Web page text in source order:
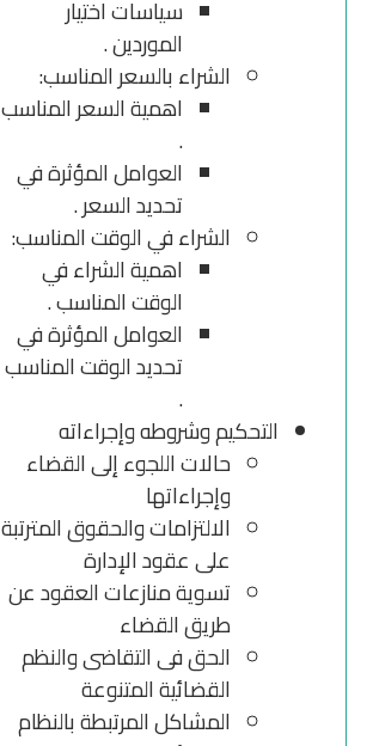
سياسات اختيار
الموردين .
الشراء بالسعر المناسب:
اهمية السعر المناسب
.
العوامل المؤثرة في
تحديد السعر .
الشراء في الوقت المناسب:
اهمية الشراء في
الوقت المناسب .
العوامل المؤثرة في
تحديد الوقت المناسب
.
التحكيم وشروطه وإجراءاته
حالات اللجوء إلى القضاء
وإجراءاتها
الالتزامات والحقوق المترتبة
على عقود الإدارة
تسوية منازعات العقود عن
طريق القضاء
الحق فى التقاضى والنظم
القضائية المتنوعة
المشاكل المرتبطة بالنظام